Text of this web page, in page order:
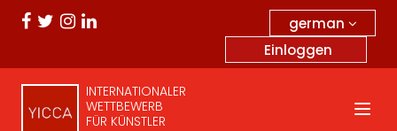
german
Einloggen
INTERNATIONALER
WETTBEWERB
FÜR KÜNSTLER